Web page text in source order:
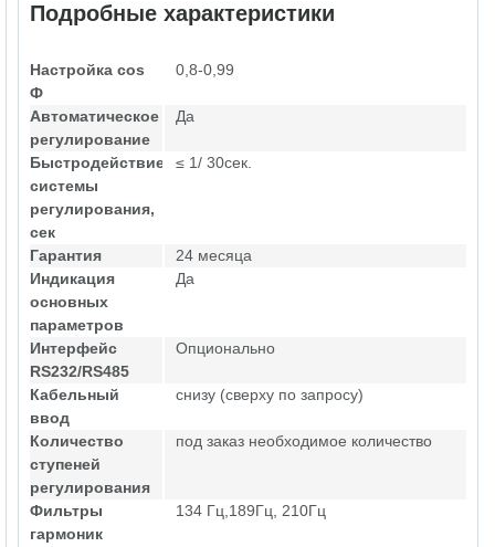
Подробные характеристики
Настройка cos
Ф
0,8-0,99
Автоматическое
регулирование
Да
Быстродействие
системы
регулирования,
сек
≤ 1/ 30сек.
Гарантия
24 месяца
Индикация
основных
параметров
Да
Интерфейс
RS232/RS485
Опционально
Кабельный
ввод
снизу (сверху по запросу)
Количество
ступеней
регулирования
под заказ необходимое количество
Фильтры
гармоник
134 Гц,189Гц, 210Гц